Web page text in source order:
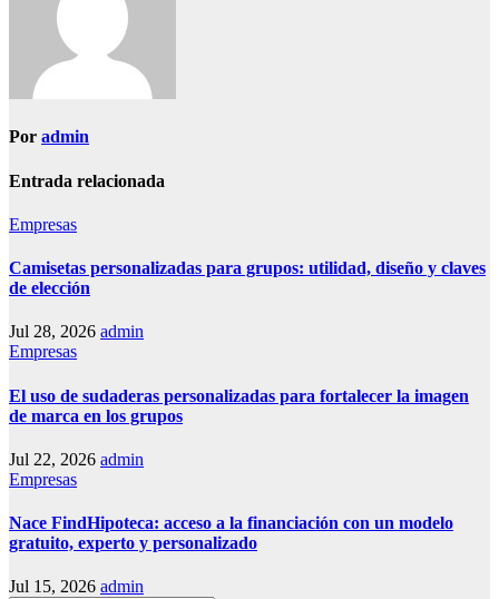
Por admin
Entrada relacionada
Empresas
Camisetas personalizadas para grupos: utilidad, diseño y claves
de elección
Jul 28, 2026 admin
Empresas
El uso de sudaderas personalizadas para fortalecer la imagen
de marca en los grupos
Jul 22, 2026 admin
Empresas
Nace FindHipoteca: acceso a la financiación con un modelo
gratuito, experto y personalizado
Jul 15, 2026 admin